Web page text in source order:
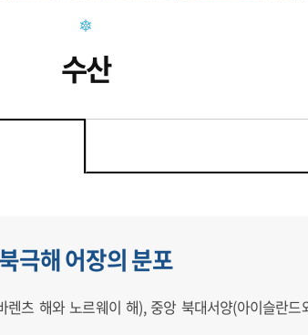
수산
북극해 어장의 분포
츠 해와 노르웨이 해), 중앙 북대서양(아이슬란